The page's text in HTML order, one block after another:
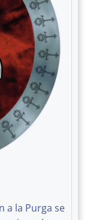
a la Purga se